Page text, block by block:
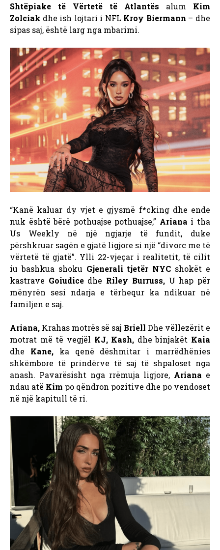
Shtëpiake të Vërtetë të Atlantës alum Kim
Zolciak dhe ish lojtari i NFL Kroy Biermann – dhe
sipas saj, është larg nga mbarimi.
“Kanë kaluar dy vjet e gjysmë f*cking dhe ende
nuk është bërë pothuajse pothuajse,” Ariana i tha
Us Weekly në një ngjarje të fundit, duke
përshkruar sagën e gjatë ligjore si një “divorc me të
vërtetë të gjatë”. Ylli 22-vjeçar i realitetit, të cilit
iu bashkua shoku Gjenerali tjetër NYC shokët e
kastrave Goiudice dhe Riley Burruss,U hap për
mënyrën sesi ndarja e tërhequr ka ndikuar në
familjen e saj.
Ariana, Krahas motrës së saj Briell Dhe vëllezërit e
motrat më të vegjël KJ, Kash, dhe binjakët Kaia
dhe Kane, ka qenë dëshmitar i marrëdhënies
shkëmbore të prindërve të saj të shpaloset nga
anash. Pavarësisht nga rrëmuja ligjore, Ariana e
ndau atë Kim po qëndron pozitive dhe po vendoset
në një kapitull të ri.